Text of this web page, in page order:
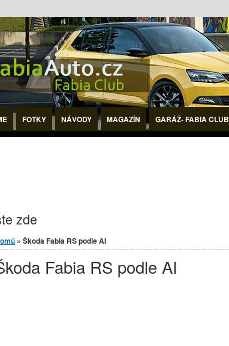
FOTKY NÁVODY MAGAZÍN GARÁŽ- FABIA CLUB
zde
» Škoda Fabia RS podle AI
Fabia RS podle AI